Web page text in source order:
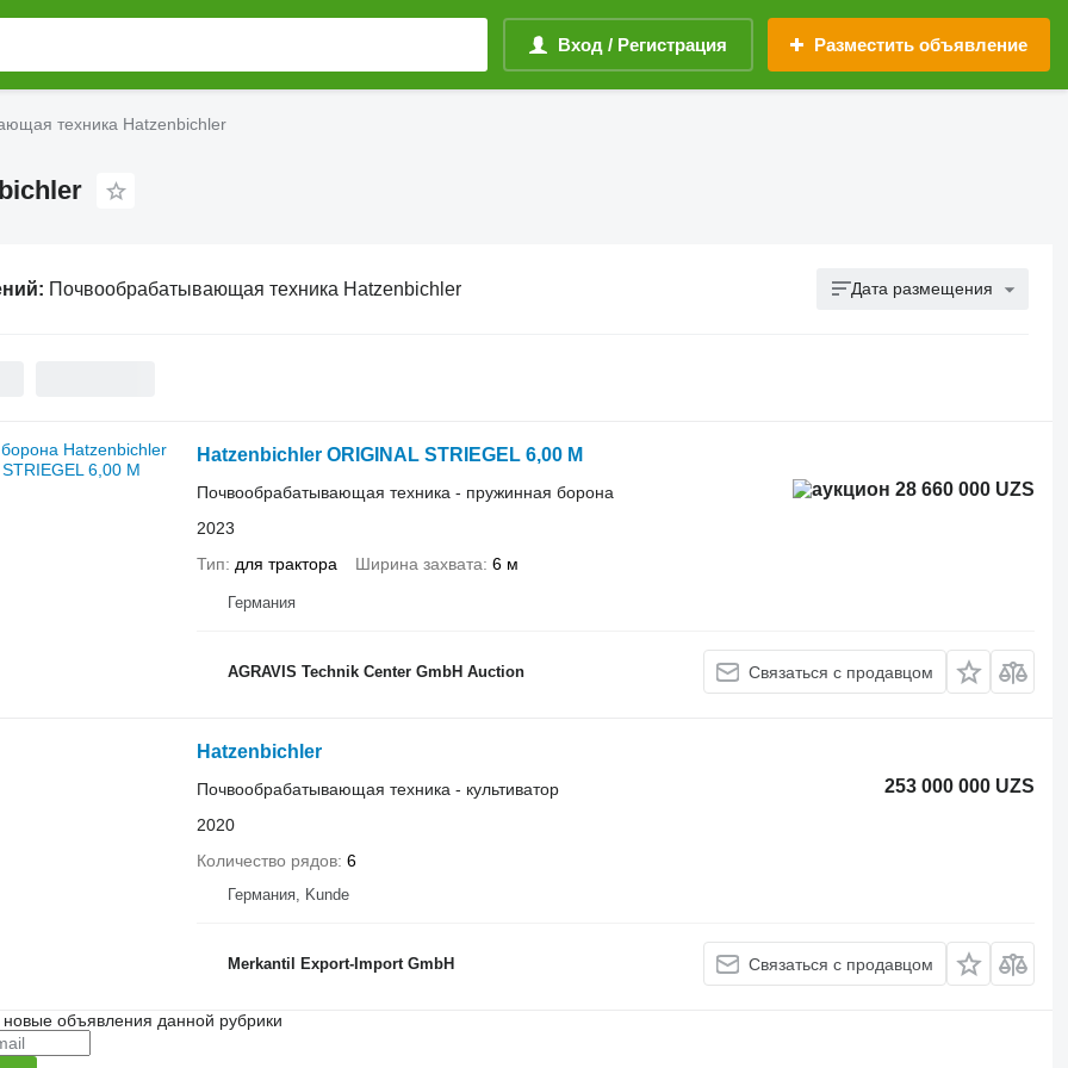
Вход / Регистрация Разместить объявление
техника Hatzenbichler
Почвообрабатывающая техника Hatzenbichler Дата размещения
Hatzenbichler ORIGINAL STRIEGEL 6,00 M
28 660 000 UZS
Почвообрабатывающая техника - пружинная борона
2023
Тип
для трактора Ширина захвата 6 м
Германия
AGRAVIS Technik Center GmbH Auction Связаться с продавцом
Hatzenbichler
253 000 000 UZS
Почвообрабатывающая техника - культиватор
2020
Количество рядов 6
Германия, Kunde
Merkantil Export-Import GmbH Связаться с продавцом
объявления данной рубрики